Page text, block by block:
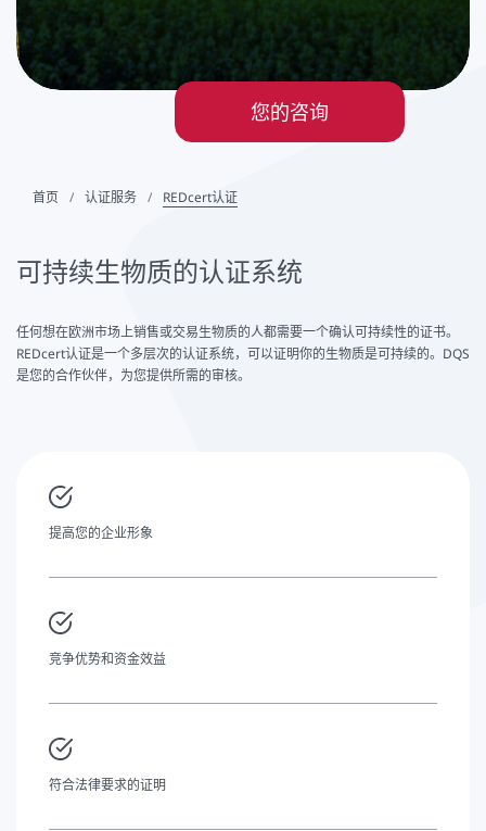
您的咨询
首页 认证服务 REDcert认证
可持续生物质的认证系统
任何想在欧洲市场上销售或交易生物质的人都需要一个确认可持续性的证书。
REDcert认证是一个多层次的认证系统，可以证明你的生物质是可持续的。DQS
是您的合作伙伴，为您提供所需的审核。
提高您的企业形象
竞争优势和资金效益
符合法律要求的证明